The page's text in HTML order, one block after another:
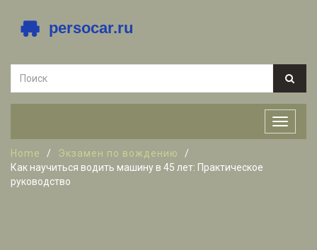
Home
Экзамен по вождению
Как научиться водить машину в 45 лет: Практическое
руководство